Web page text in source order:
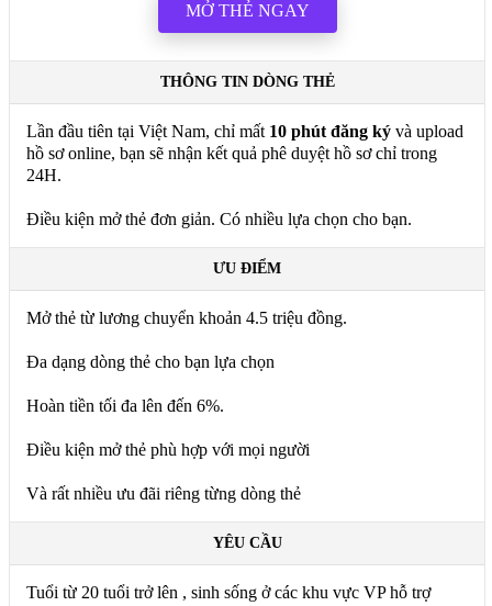
MỞ THẺ NGAY
THÔNG TIN DÒNG THẺ
Lần đầu tiên tại Việt Nam, chỉ mất 10 phút đăng ký và upload
hồ sơ online, bạn sẽ nhận kết quả phê duyệt hồ sơ chỉ trong
24H.
Điều kiện mở thẻ đơn giản. Có nhiều lựa chọn cho bạn.
ƯU ĐIỂM
Mở thẻ từ lương chuyển khoản 4.5 triệu đồng.
Đa dạng dòng thẻ cho bạn lựa chọn
Hoàn tiền tối đa lên đến 6%.
Điều kiện mở thẻ phù hợp với mọi người
Và rất nhiều ưu đãi riêng từng dòng thẻ
YÊU CẦU
Tuổi từ 20 tuổi trở lên , sinh sống ở các khu vực VP hỗ trợ